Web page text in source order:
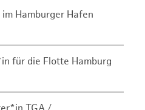
Hamburger Hafen
für die Flotte Hamburg